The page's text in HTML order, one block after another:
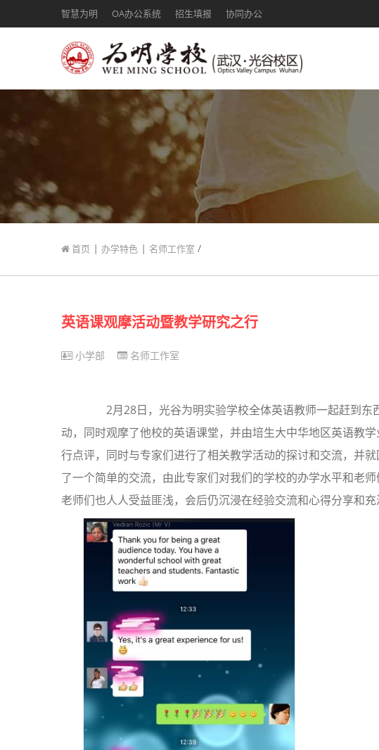
智慧为明 OA办公系统 招生填报 协同办公
首页 | 办学特色 | 名师工作室 /
英语课观摩活动暨教学研究之行
小学部 名师工作室
2月28日，光谷为明实验学校全体英语教师一起赶到东
动，同时观摩了他校的英语课堂，并由培生大中华地区英语教
行点评，同时与专家们进行了相关教学活动的探讨和交流，并
了一个简单的交流，由此专家们对我们的学校的办学水平和老
老师们也人人受益匪浅，会后仍沉浸在经验交流和心得分享和充